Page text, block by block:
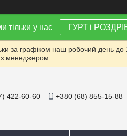
тільки у нас ГУРТ і
графіком наш робочий день до
з менеджером.
422-60-60 +380 (68) 855-15-88